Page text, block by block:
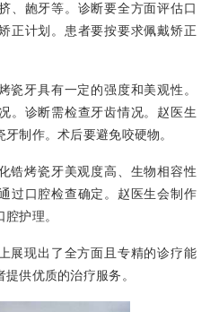
、龅牙等。诊断要全方面评估口
正计划。患者要按要求佩戴矫正
瓷牙具有一定的强度和美观性。
。诊断需检查牙齿情况。赵医生
制作。术后要避免咬硬物。
锆烤瓷牙美观度高、生物相容性
过口腔检查确定。赵医生会制作
护理。
展现出了全方面且专精的诊疗能
供优质的治疗服务。